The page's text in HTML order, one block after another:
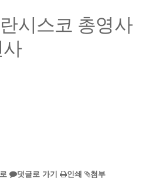
시스코 총영사
댓글로 가기 인쇄 첨부